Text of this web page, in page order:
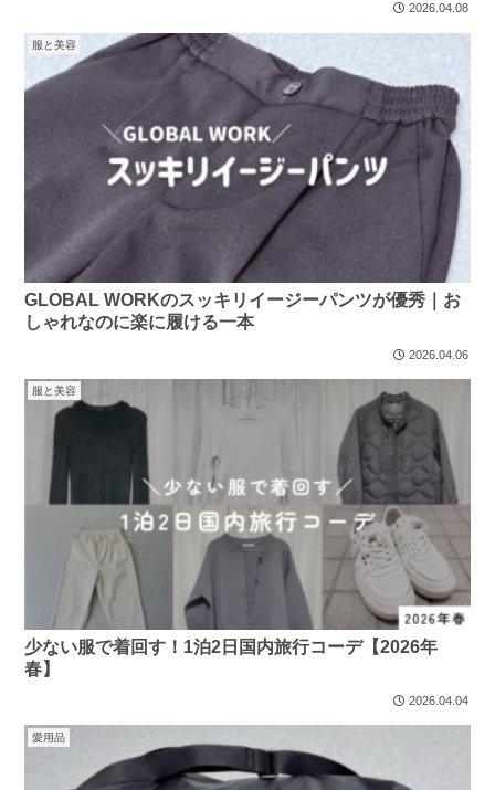
2026.04.08
服と美容
GLOBAL WORKのスッキリイージーパンツが優秀｜お
しゃれなのに楽に履ける一本
2026.04.06
服と美容
少ない服で着回す！1泊2日国内旅行コーデ【2026年
春】
2026.04.04
愛用品